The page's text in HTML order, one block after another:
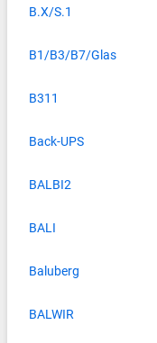
B.X/S.1
B1/B3/B7/Glas
B311
Back-UPS
BALBI2
BALI
Baluberg
BALWIR